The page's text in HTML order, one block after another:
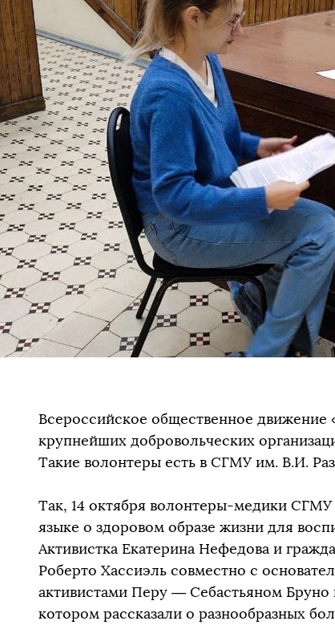
Всероссийское общественное
крупнейших добровольческих
Такие волонтеры есть в СГМУ им. В.И.
Так, 14 октября волонтеры-медики
языке о здоровом образе жизни для
Активистка Екатерина Нефедова и
Роберто Хассиэль совместно с
активистами Перу — Себастьяном
котором рассказали о разнообразных